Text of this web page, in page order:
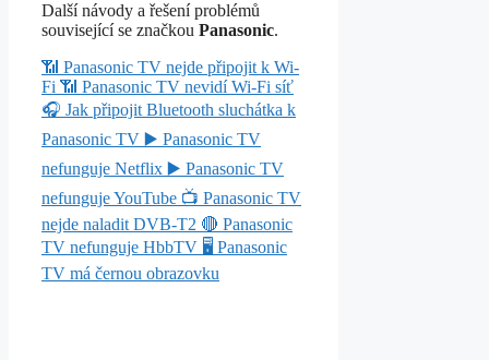
Další návody a řešení problémů
související se značkou Panasonic.
📶 Panasonic TV nejde připojit k Wi-
Fi 📶 Panasonic TV nevidí Wi-Fi síť
🎧 Jak připojit Bluetooth sluchátka k
Panasonic TV ▶️ Panasonic TV
nefunguje Netflix ▶️ Panasonic TV
nefunguje YouTube 📺 Panasonic TV
nejde naladit DVB-T2 🔴 Panasonic
TV nefunguje HbbTV 🖥️ Panasonic
TV má černou obrazovku